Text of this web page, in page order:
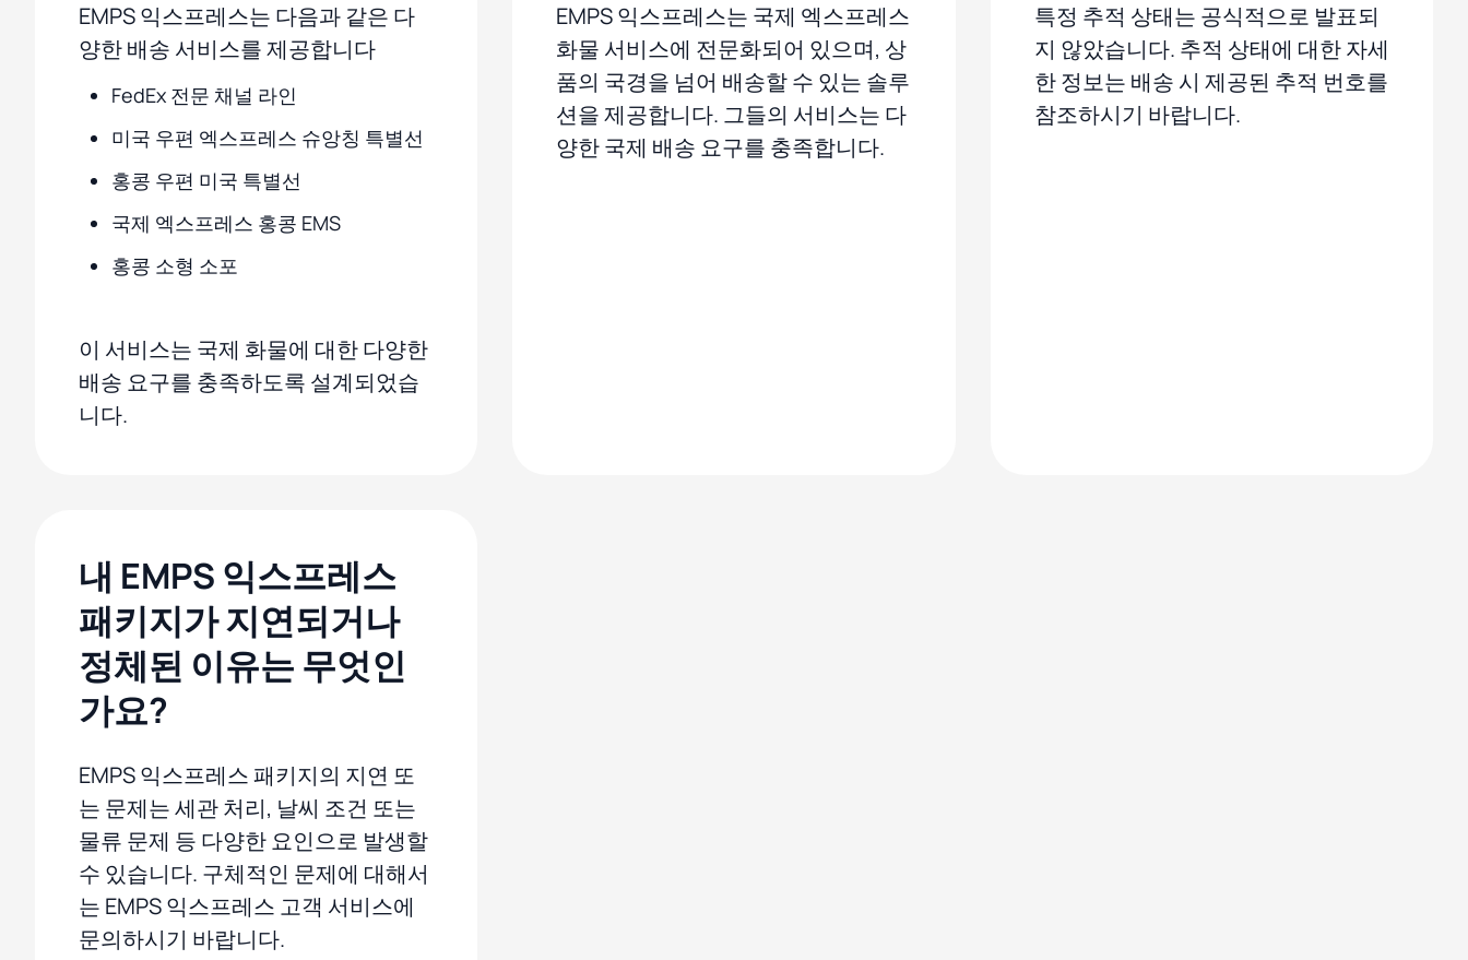
EMPS 익스프레스는 다음과 같은 다
양한 배송 서비스를 제공합니다
FedEx 전문 채널 라인
미국 우편 엑스프레스 슈앙칭 특별선
홍콩 우편 미국 특별선
국제 엑스프레스 홍콩 EMS
홍콩 소형 소포
이 서비스는 국제 화물에 대한 다양한
배송 요구를 충족하도록 설계되었습
니다.
EMPS 익스프레스는 국제 엑스프레스
화물 서비스에 전문화되어 있으며, 상
품의 국경을 넘어 배송할 수 있는 솔루
션을 제공합니다. 그들의 서비스는 다
양한 국제 배송 요구를 충족합니다.
특정 추적 상태는 공식적으로 발표되
지 않았습니다. 추적 상태에 대한 자세
한 정보는 배송 시 제공된 추적 번호를
참조하시기 바랍니다.
내 EMPS 익스프레스
패키지가 지연되거나
정체된 이유는 무엇인
가요?
EMPS 익스프레스 패키지의 지연 또
는 문제는 세관 처리, 날씨 조건 또는
물류 문제 등 다양한 요인으로 발생할
수 있습니다. 구체적인 문제에 대해서
는 EMPS 익스프레스 고객 서비스에
문의하시기 바랍니다.